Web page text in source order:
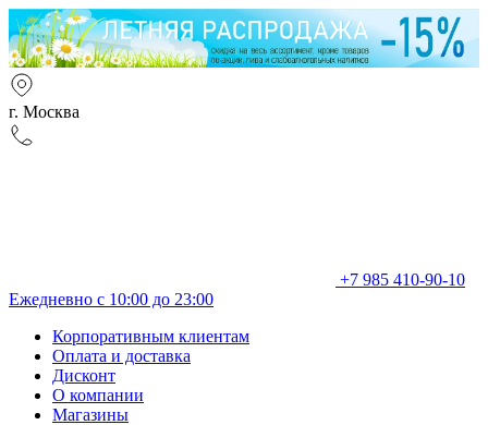
г. Москва
+7 985 410-90-10
Ежедневно с 10:00 до 23:00
Корпоративным клиентам
Оплата и доставка
Дисконт
О компании
Магазины